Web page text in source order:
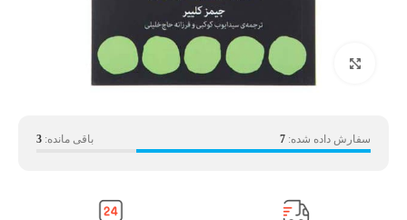
بزرگنمایی تصویر
سفارش داده شده: 7 باقی مانده: 3